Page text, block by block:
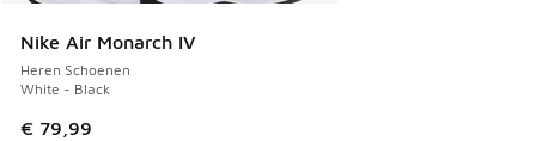
Nike Air Monarch IV
Heren Schoenen
White - Black
€ 79,99